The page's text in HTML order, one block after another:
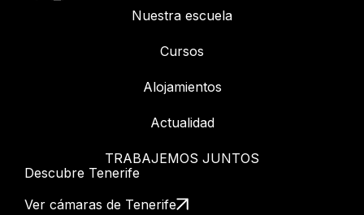
Nuestra escuela
Cursos
Alojamientos
Actualidad
TRABAJEMOS JUNTOS
Descubre Tenerife
Ver cámaras de Tenerife